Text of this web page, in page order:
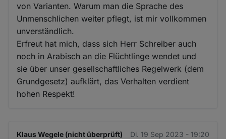
von Varianten. Warum man die Sprache des
Unmenschlichen weiter pflegt, ist mir vollkommen
unverständlich.
Erfreut hat mich, dass sich Herr Schreiber auch
noch in Arabisch an die Flüchtlinge wendet und
sie über unser gesellschaftliches Regelwerk (dem
Grundgesetz) aufklärt, das Verhalten verdient
hohen Respekt!
Klaus Wegele (nicht überprüft) Di. 19 Sep 2023 - 19:20